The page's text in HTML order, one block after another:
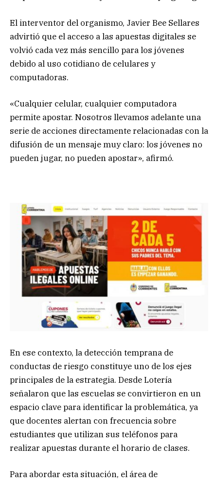
El interventor del organismo, Javier Bee Sellares
advirtió que el acceso a las apuestas digitales se
volvió cada vez más sencillo para los jóvenes
debido al uso cotidiano de celulares y
computadoras.
«Cualquier celular, cualquier computadora
permite apostar. Nosotros llevamos adelante una
serie de acciones directamente relacionadas con la
difusión de un mensaje muy claro: los jóvenes no
pueden jugar, no pueden apostar», afirmó.
En ese contexto, la detección temprana de
conductas de riesgo constituye uno de los ejes
principales de la estrategia. Desde Lotería
señalaron que las escuelas se convirtieron en un
espacio clave para identificar la problemática, ya
que docentes alertan con frecuencia sobre
estudiantes que utilizan sus teléfonos para
realizar apuestas durante el horario de clases.
Para abordar esta situación, el área de